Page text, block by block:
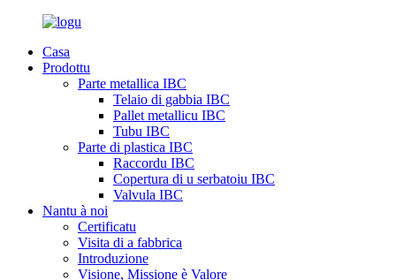
Casa
Prodottu
Parte metallica IBC
Telaio di gabbia IBC
Pallet metallicu IBC
Tubu IBC
Parte di plastica IBC
Raccordu IBC
Copertura di u serbatoiu IBC
Valvula IBC
Nantu à noi
Certificatu
Visita di a fabbrica
Introduzione
Visione, Missione è Valore